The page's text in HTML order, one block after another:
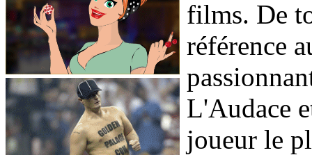
films. De
référence
L'Audace
joueur le